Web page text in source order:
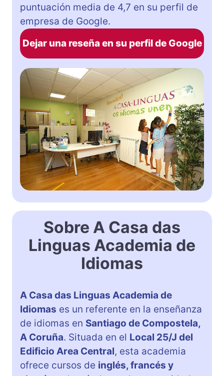
puntuación media de 4,7 en su perfil de
empresa de Google.
Dejar una reseña en su perfil de Google
Sobre A Casa das
Linguas Academia de
Idiomas
A Casa das Linguas Academia de
Idiomas es un referente en la enseñanza
de idiomas en Santiago de Compostela,
A Coruña. Situada en el Local 25/J del
Edificio Area Central, esta academia
ofrece cursos de inglés, francés y